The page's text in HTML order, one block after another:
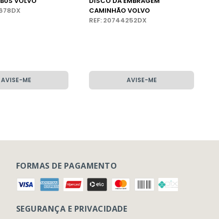
AVISE-ME
CAMINHÃO VOLVO
REF: 20744252DX
AVISE-ME
FORMAS DE PAGAMENTO
SEGURANÇA E PRIVACIDADE